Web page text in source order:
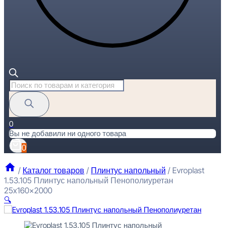
Поиск
товаров
0
Вы не добавили ни одного товара
0
/ Каталог товаров / Плинтус напольный / Evroplast
1.53.105 Плинтус напольный Пенополиуретан
25x160x2000
🔍